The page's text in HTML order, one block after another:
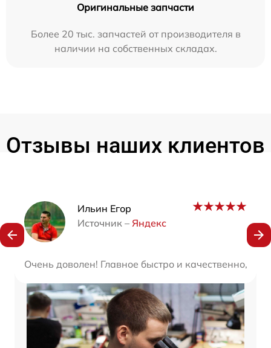
Оригинальные запчасти
Более 20 тыс. запчастей от производителя в
наличии на собственных складах.
Отзывы наших клиентов
Ильин Егор
Источник – Яндекс
Очень доволен! Главное быстро и качественно, а
Наши мастера